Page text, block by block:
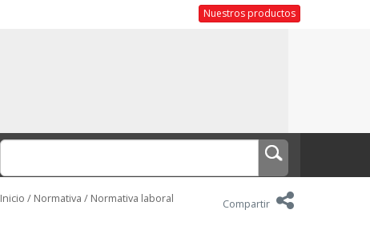
Nuestros productos
Inicio / Normativa / Normativa laboral Compartir